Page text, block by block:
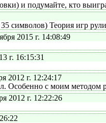
и подумайте, кто
символов) Теория игр
2015 г. 14:08:49
г. 16:15:31
2012 г. 12:24:17
Особенно с моим методом
2012 г. 12:22:26